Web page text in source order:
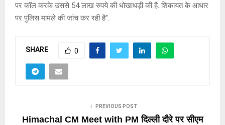
पर कॉल करके उससे 54 लाख रुपये की धोखाधड़ी की है. शिकायत के आधार
पर पुलिस मामले की जांच कर रही है”.
SHARE 0
PREVIOUS POST
Himachal CM Meet with PM दिल्ली दौरे पर सीएम